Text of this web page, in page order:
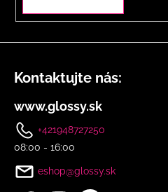
s
u
Kontaktujte nás:
www.glossy.sk
+421948727250
08:00 - 16:00
eshop@glossy.sk